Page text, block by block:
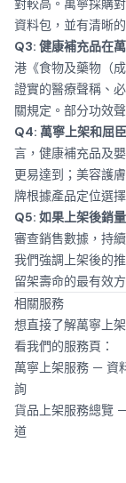
對較高。萬寧採購
資料包，並有清晰
Q3: 健康補充品在
港《食物及藥物（
證實的醫療聲稱、
關規定。部分功效
Q4: 萬寧上架和屈
言，健康補充品及
更易達到；美容護
牌根據產品定位選
Q5: 如果上架後銷
審查銷售數據，持
我們強調上架後的
留架壽命的最有效方
相關服務
想直接了解萬寧上
看我們的服務頁：
萬寧上架服務 — 資
詢
貨品上架服務總覽
道